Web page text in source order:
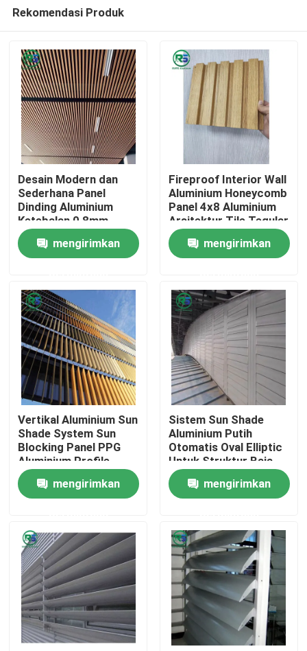
Rumah
Produk
Tampilan VR
Tentang kami
Tur Pabrik
Kontrol kualitas
Permintaan Penawaran
Panel Dinding Aluminium
Panel Sarang Lebah Aluminium
Rekomendasi Produk
Desain Modern dan
Sederhana Panel
Dinding Aluminium
Ketebalan 0,8mm
untuk Dekorasi
Populermengirimkan
Fireproof Interior Wall
Aluminium Honeycomb
Panel 4x8 Aluminium
Arsitektur Tile Tegular
mengirimkan
Vertikal Aluminium Sun
Shade System Sun
Blocking Panel PPG
Aluminium Profile
Shutters
mengirimkan
Sistem Sun Shade
Aluminium Putih
Otomatis Oval Elliptic
Untuk Struktur Baja
Rentang Besar
mengirimkan